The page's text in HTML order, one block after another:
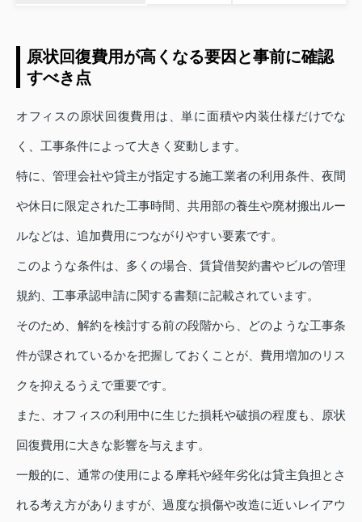
原状回復費用が高くなる要因と事前に確認
すべき点
オフィスの原状回復費用は、単に面積や内装仕様だけでな
く、工事条件によって大きく変動します。
特に、管理会社や貸主が指定する施工業者の利用条件、夜間
や休日に限定された工事時間、共用部の養生や廃材搬出ルー
ルなどは、追加費用につながりやすい要素です。
このような条件は、多くの場合、賃貸借契約書やビルの管理
規約、工事承認申請に関する書類に記載されています。
そのため、解約を検討する前の段階から、どのような工事条
件が課されているかを把握しておくことが、費用増加のリス
クを抑えるうえで重要です。
また、オフィスの利用中に生じた損耗や破損の程度も、原状
回復費用に大きな影響を与えます。
一般的に、通常の使用による摩耗や経年劣化は貸主負担とさ
れる考え方がありますが、過度な損傷や改造に近いレイアウ